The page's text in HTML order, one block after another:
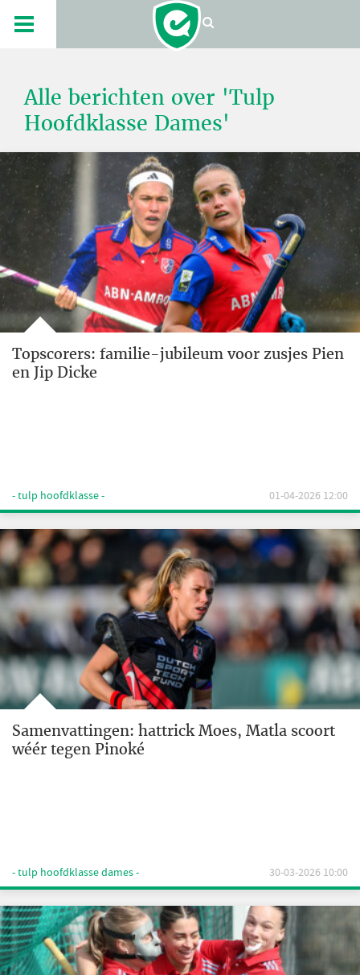
Alle berichten over 'Tulp
Hoofdklasse Dames'
Topscorers: familie-jubileum voor zusjes Pien
en Jip Dicke
- tulp hoofdklasse - 01-04-2026 12:00
Samenvattingen: hattrick Moes, Matla scoort
wéér tegen Pinoké
- tulp hoofdklasse dames - 30-03-2026 10:00